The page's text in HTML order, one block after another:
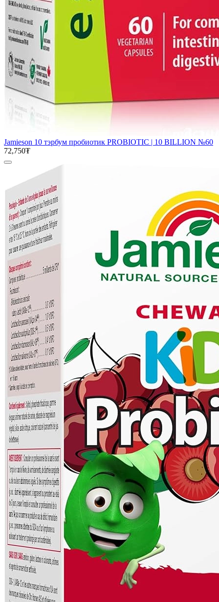
Jamieson 10 тэрбум пробиотик PROBIOTIC | 10 BILLION №60
72,750₮